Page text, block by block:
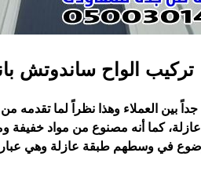
تركيب الواح ساندوتش
بين العملاء وهذا نظراً لما تقدمه
كما أنه مصنوع من مواد خفيفة
في وسطهم طبقة عازلة وهي